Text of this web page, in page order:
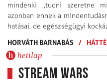
mindenki ,,tudni szeretne
azonban ennek a
hatásai, de egészségügyi
HORVÁTH BARNABÁS /
hetilap
Stream Wars